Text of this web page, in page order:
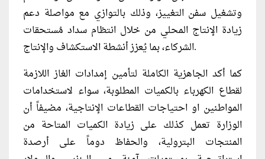
وتشغيل سفن التغييز، وذلك بالتوازي مع مواصلة دعم
زيادة الإنتاج المحلي من خلال انتظام سداد مُستحقات
الشركاء، بما يُعزز أنشطة الاستكشاف والإنتاج.
كما أكد الجاهزية الكاملة لتأمين إمدادات الغاز اللازمة
لقطاع الكهرباء بالكميات المطلوبة، سواء لاستخدامات
المواطنين او احتياجات القطاعات الإنتاجية، مضيفاً أن
الوزارة تعمل كذلك على زيادة الكميات المتاحة من
المنتجات البترولية، والحفاظ دوماً على أرصدة